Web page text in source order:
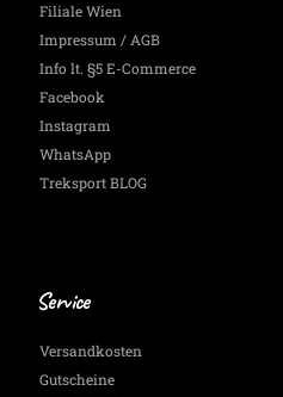
Filiale Wien
Impressum / AGB
Info lt. §5 E-Commerce
Facebook
Instagram
WhatsApp
Treksport BLOG
Service
Versandkosten
Gutscheine